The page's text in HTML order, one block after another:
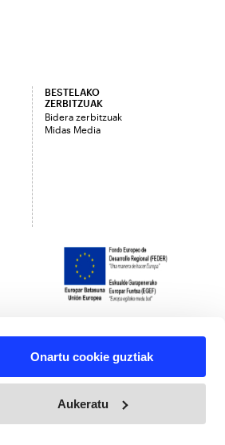
Onartu cookie guztiak
Aukeratu
BESTELAKO
ZERBITZUAK
Bidera zerbitzuak
Midas Media